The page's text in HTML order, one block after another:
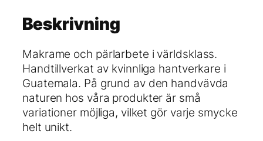
f
e
S
e
t
o
f
2
Beskrivning
Makrame och pärlarbete i världsklass.
Handtillverkat av kvinnliga hantverkare i
Guatemala. På grund av den handvävda
naturen hos våra produkter är små
variationer möjliga, vilket gör varje smycke
helt unikt.